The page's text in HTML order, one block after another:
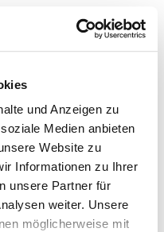
und Anzeigen zu
Medien anbieten
Website zu
Informationen zu Ihrer
unsere Partner für
weiter. Unsere
möglicherweise mit